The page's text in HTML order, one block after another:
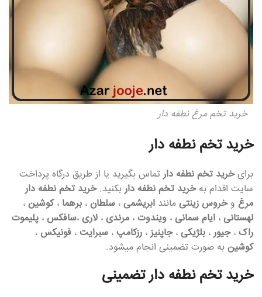
خرید تخم مرغ نطفه دار
خرید تخم نطفه دار
برایخرید تخم نطفه دارتماس بگیرید یا از طریق درگاه پرداخت
سایت اقدام بهخرید تخم نطفه داربکنید.خرید تخم نطفه دار
مرغ وخروس زینتی مانند ابریشمی ، سلطان ، برهما ،کوشین ،
لهستانی ، ایام سمانی ، ویندوت ، مرندی ، لاری ،سافکس ، پلیموت
راک ،جیور، بلژیکی ،جاپنیز، رزکامپ ، سبرایت ، فونیکس ،
کوشین به صورت تضمینی انجام میشود.
خرید تخم نطفه دار تضمینی